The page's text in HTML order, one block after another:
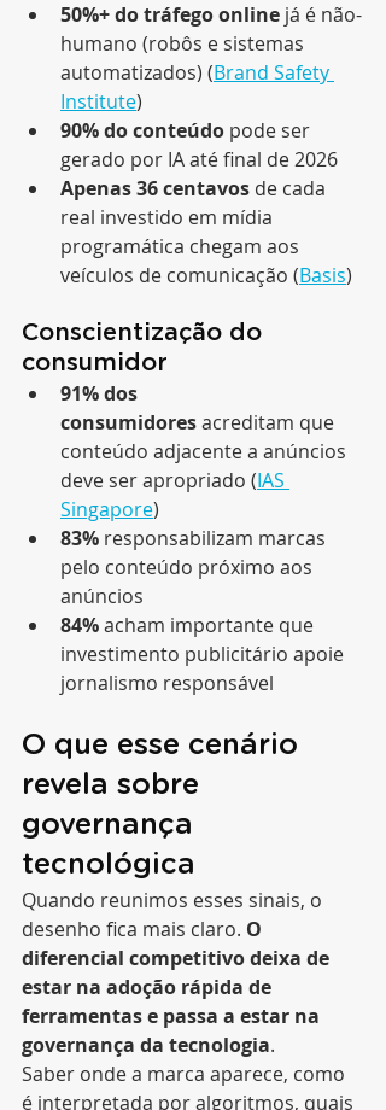
50%+ do tráfego online já é não-
humano (robôs e sistemas
automatizados) (Brand Safety
Institute)
90% do conteúdo pode ser
gerado por IA até final de 2026
Apenas 36 centavos de cada
real investido em mídia
programática chegam aos
veículos de comunicação (Basis)
Conscientização do
consumidor
91% dos
consumidores acreditam que
conteúdo adjacente a anúncios
deve ser apropriado (IAS
Singapore)
83% responsabilizam marcas
pelo conteúdo próximo aos
anúncios
84% acham importante que
investimento publicitário apoie
jornalismo responsável
O que esse cenário
revela sobre
governança
tecnológica
Quando reunimos esses sinais, o
desenho fica mais claro. O
diferencial competitivo deixa de
estar na adoção rápida de
ferramentas e passa a estar na
governança da tecnologia.
Saber onde a marca aparece, como
é interpretada por algoritmos, quais